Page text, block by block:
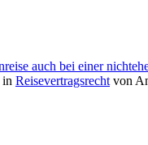
auch bei einer
in Reisevertragsrecht von